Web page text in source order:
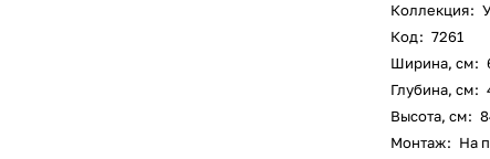
Коллекция:
Код: 7261
Ширина, см:
Глубина, см:
Высота, см:
Монтаж: На